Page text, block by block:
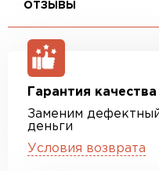
ОТЗЫВЫ
Гарантия качества
Заменим
деньги
Условия возврата